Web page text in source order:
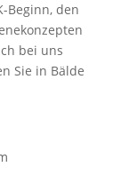
Beginn, den
bei uns
Sie in Bälde